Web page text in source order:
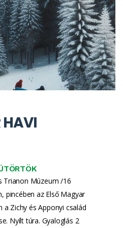
HAVI
Trianon Múzeum /16
pincében az Első Magyar
a Zichy és Apponyi család
Nyílt túra. Gyaloglás 2